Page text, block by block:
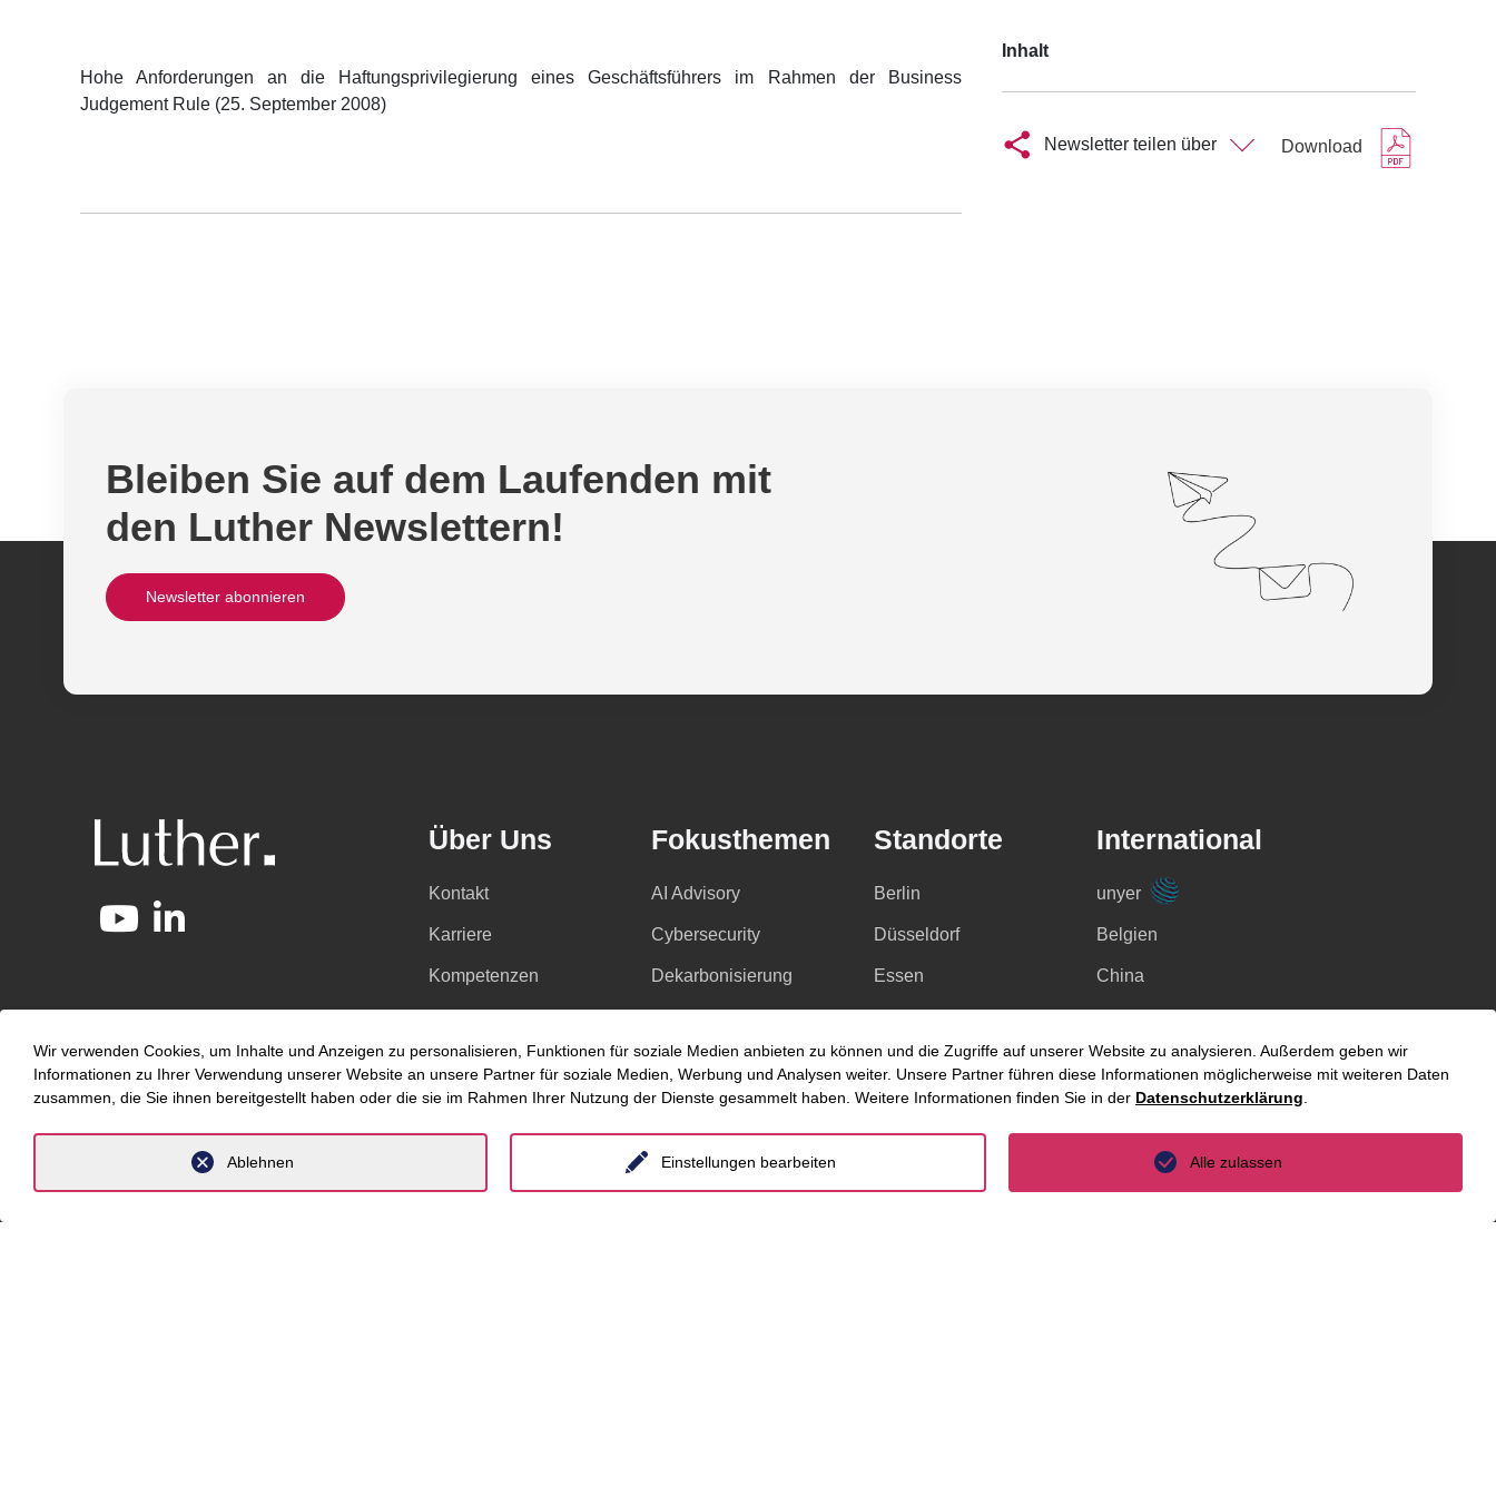
Hohe Anforderungen an die Haftungsprivilegierung eines Geschäftsführers im Rahmen der Business
Judgement Rule (25. September 2008)
Inhalt
Newsletter teilen über Download
Bleiben Sie auf dem Laufenden mit
den Luther Newslettern!
Newsletter abonnieren
Über Uns
Kontakt
Karriere
Kompetenzen
Über uns
Fokusthemen
AI Advisory
Cybersecurity
Dekarbonisierung
Künstliche Intelligenz
Standorte
Berlin
Düsseldorf
Essen
Hamburg
Hannover
Köln
International
unyer
Belgien
China
Indien
Indonesien
Wir verwenden Cookies, um Inhalte und Anzeigen zu personalisieren, Funktionen für soziale Medien anbieten zu können und die Zugriffe auf unserer Website zu analysieren. Außerdem geben wir
Informationen zu Ihrer Verwendung unserer Website an unsere Partner für soziale Medien, Werbung und Analysen weiter. Unsere Partner führen diese Informationen möglicherweise mit weiteren Daten
zusammen, die Sie ihnen bereitgestellt haben oder die sie im Rahmen Ihrer Nutzung der Dienste gesammelt haben. Weitere Informationen finden Sie in der Datenschutzerklärung
Einstellungen bearbeiten
Ablehnen Alle zulassen